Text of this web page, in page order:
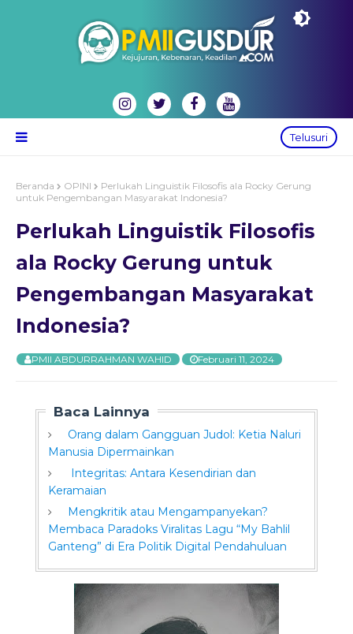
Telusuri
Beranda OPINI
Perlukah Linguistik Filosofis ala Rocky Gerung
untuk Pengembangan Masyarakat Indonesia?
Perlukah Linguistik Filosofis
ala Rocky Gerung untuk
Pengembangan Masyarakat
Indonesia?
PMII ABDURRAHMAN WAHID Februari 11, 2024
Baca Lainnya
Orang dalam Gangguan Judol: Ketia Naluri
Manusia Dipermainkan
Integritas: Antara Kesendirian dan
Keramaian
Mengkritik atau Mengampanyekan?
Membaca Paradoks Viralitas Lagu “My Bahlil
Ganteng” di Era Politik Digital Pendahuluan